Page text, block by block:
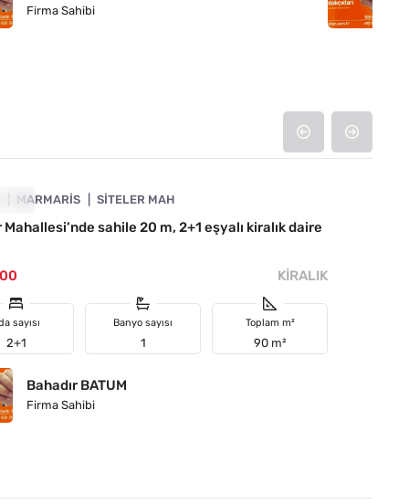
Firma Sahibi
MARMARIS SITELER MAH
sahile 20 m, 2+1 eşyalı kiralık daire
KIRALIK
sayısı
2+1
Banyo sayısı
1
Toplam m²
90 m²
Bahadır BATUM
Firma Sahibi